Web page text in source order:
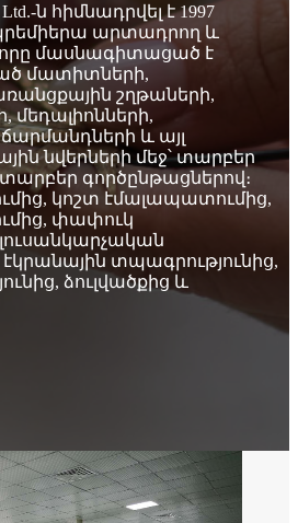
Ltd.-ն հիմնադրվել է 1997
արտադրող և
մասնագիտացած է
մատիտների,
շղթաների,
և այլ
նվերների մեջ՝ տարբեր
գործընթացներով։
կոշտ էմալապատումից,
փափուկ
էկրանային տպագրությունից,
ձուլվածքից և